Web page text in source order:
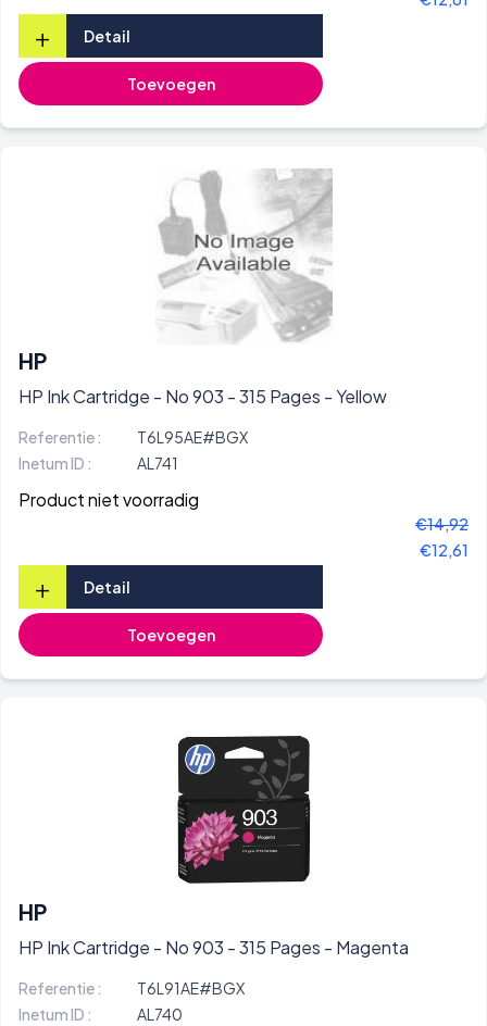
+ Detail
Toevoegen
HP
HP Ink Cartridge - No 903 - 315 Pages - Yellow
Referentie :
T6L95AE#BGX
Inetum ID :
AL741
Product niet voorradig
€14,92
€12,61
+ Detail
Toevoegen
HP
HP Ink Cartridge - No 903 - 315 Pages - Magenta
Referentie :
T6L91AE#BGX
Inetum ID :
AL740